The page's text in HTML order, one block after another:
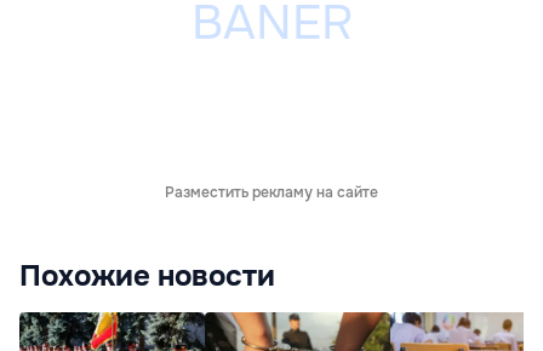
Разместить рекламу на сайте
Похожие новости